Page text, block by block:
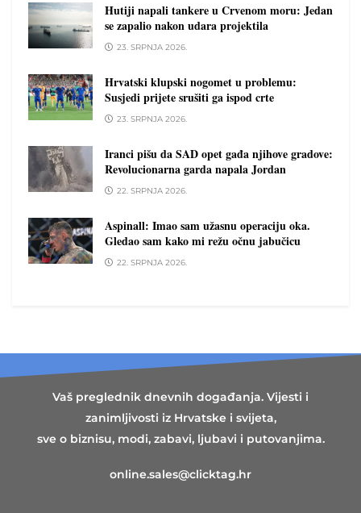
Hutiji napali tankere u Crvenom moru: Jedan
se zapalio nakon udara projektila
23. SRPNJA 2026.
Hrvatski klupski nogomet u problemu:
Susjedi prijete srušiti ga ispod crte
23. SRPNJA 2026.
Iranci pišu da SAD opet gađa njihove gradove:
Revolucionarna garda napala Jordan
22. SRPNJA 2026.
Aspinall: Imao sam užasnu operaciju oka.
Gledao sam kako mi režu očnu jabučicu
22. SRPNJA 2026.
Vaš preglednik dnevnih događanja. Vijesti i
zanimljivosti iz Hrvatske i svijeta,
sve o biznisu, modi, zabavi, ljubavi i putovanjima.
online.sales@clicktag.hr